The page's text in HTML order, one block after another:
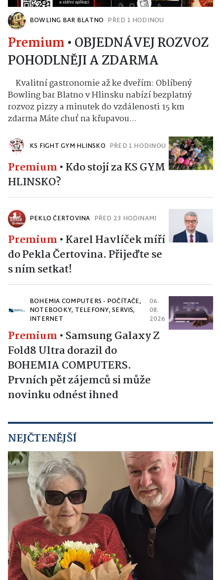
BOWLING BAR BLATNO PŘED 1 HODINOU
Premium • OBJEDNÁVEJ ROZVOZ
POHODLNĚJI A ZDARMA
Kvalitní gastronomie až ke dveřím: Oblíbený
Bowling bar Blatno v Hlinsku nabízí bezplatný
rozvoz pizzy a minutek do vzdálenosti 15 km
zdarma Máte chuť na křupavou...
KS FIGHT GYM HLINSKO PŘED 1 HODINOU
Premium • Kdo stojí za KS GYM
HLINSKO?
PEKLO ČERTOVINA PŘED 23 HODINAMI
Premium • Karel Havlíček míří
do Pekla Čertovina. Přijeďte se
s ním setkat!
BOHEMIA COMPUTERS - POČÍTAČE,
NOTEBOOKY, TELEFONY, SERVIS,
INTERNET
06.
08.
2026
Premium • Samsung Galaxy Z
Fold8 Ultra dorazil do
BOHEMIA COMPUTERS.
Prvních pět zájemců si může
novinku odnést ihned
NEJČTENĚJŠÍ